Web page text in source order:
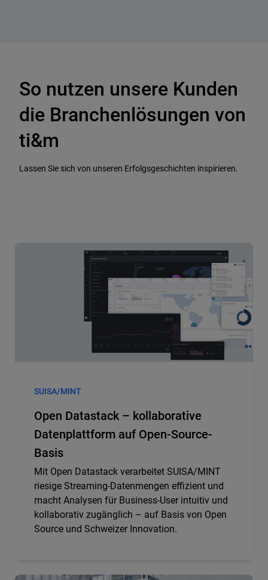
So nutzen unsere Kunden
die Branchenlösungen von
ti&m
Lassen Sie sich von unseren Erfolgsgeschichten inspirieren.
SUISA/MINT
Open Datastack – kollaborative
Datenplattform auf Open-Source-
Basis
Mit Open Datastack verarbeitet SUISA/MINT
riesige Streaming-Datenmengen effizient und
macht Analysen für Business-User intuitiv und
kollaborativ zugänglich – auf Basis von Open
Source und Schweizer Innovation.